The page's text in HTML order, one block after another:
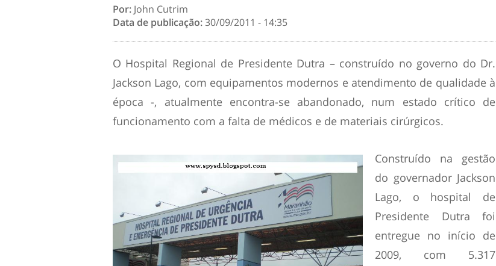
Por: John Cutrim
Data de publicação:30/09/2011 - 14:35
O Hospital Regional de Presidente Dutra – construído no governo do Dr.
Jackson Lago, com equipamentos modernos e atendimento de qualidade à
época -, atualmente encontra-se abandonado, num estado crítico de
funcionamento com a falta de médicos e de materiais cirúrgicos.
Construído na gestão
do governador Jackson
Lago, o hospital de
Presidente Dutra foi
entregue no início de
2009, com 5.317